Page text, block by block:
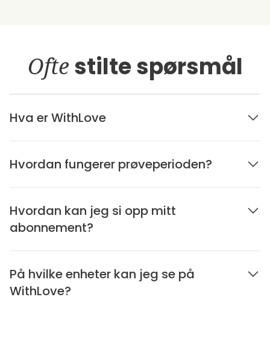
Ofte stilte spørsmål
Hva er WithLove
Hvordan fungerer prøveperioden?
Hvordan kan jeg si opp mitt
abonnement?
På hvilke enheter kan jeg se på
WithLove?